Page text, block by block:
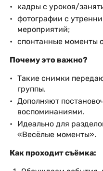
кадры с уроков/
фотографии с
мероприятий;
спонтанные моменты
Почему это важно?
Такие снимки
группы.
Дополняют
воспоминаниями.
Идеально для
«Весёлые моменты».
Как проходит съёмка: